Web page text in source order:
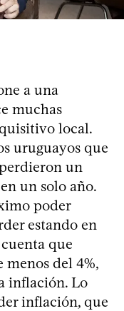
a una
muchas
local.
uruguayos que
un
un solo año.
poder
estando en
que
menos del 4%,
inflación. Lo
inflación, que